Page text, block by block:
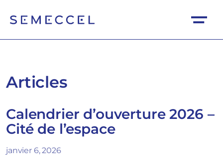
Articles
Calendrier d’ouverture 2026 –
Cité de l’espace
janvier 6, 2026